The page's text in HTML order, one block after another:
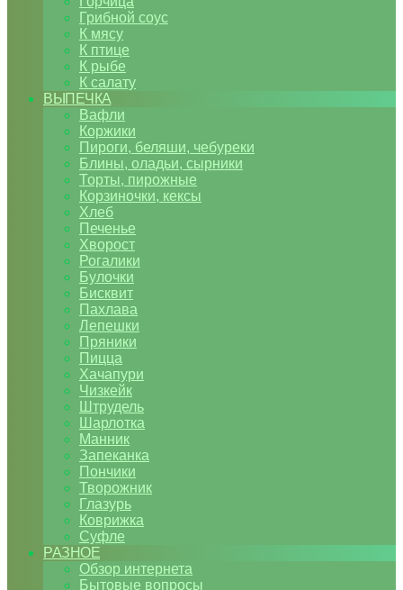
Грибной соус
К мясу
К птице
К рыбе
К салату
ВЫПЕЧКА
Вафли
Коржики
Пироги, беляши, чебуреки
Блины, оладьи, сырники
Торты, пирожные
Корзиночки, кексы
Хлеб
Печенье
Хворост
Рогалики
Булочки
Бисквит
Пахлава
Лепешки
Пряники
Пицца
Хачапури
Чизкейк
Штрудель
Шарлотка
Манник
Запеканка
Пончики
Творожник
Глазурь
Коврижка
Суфле
РАЗНОЕ
Обзор интернета
Бытовые вопросы